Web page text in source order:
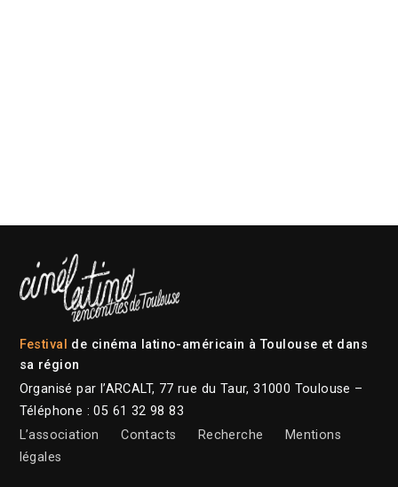
Festival de cinéma latino-américain à Toulouse et dans
sa région
Organisé par l’ARCALT, 77 rue du Taur, 31000 Toulouse –
Téléphone : 05 61 32 98 83
L’association
Contacts Recherche
Mentions
légales